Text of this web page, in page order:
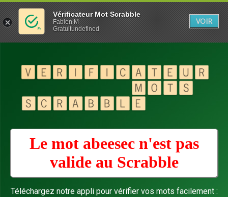
Le mot abeesec n'est pas
valide au Scrabble
Téléchargez notre appli pour vérifier vos mots facilement :
Vérificateur Mot Scrabble
Fabien M
Gratuitundefined
VOIR